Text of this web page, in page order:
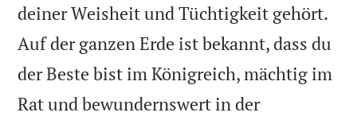
deiner Weisheit und Tüchtigkeit gehört.
Auf der ganzen Erde ist bekannt, dass du
der Beste bist im Königreich, mächtig im
Rat und bewundernswert in der